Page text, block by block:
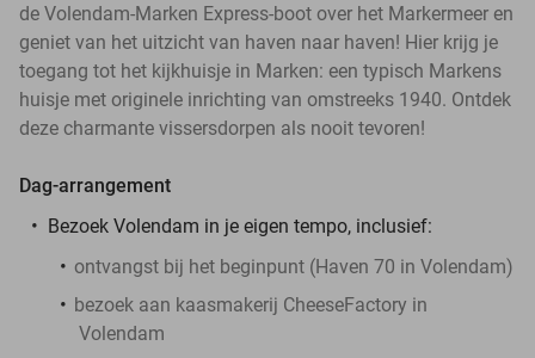
de Volendam-Marken Express-boot over het Markermeer en
geniet van het uitzicht van haven naar haven! Hier krijg je
toegang tot het kijkhuisje in Marken: een typisch Markens
huisje met originele inrichting van omstreeks 1940. Ontdek
deze charmante vissersdorpen als nooit tevoren!
Dag-arrangement
Bezoek Volendam in je eigen tempo, inclusief:
ontvangst bij het beginpunt (Haven 70 in Volendam)
bezoek aan kaasmakerij CheeseFactory in
Volendam